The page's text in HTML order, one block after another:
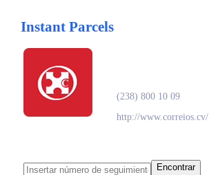
Instant Parcels
(238) 800 10 09
http://www.correios.cv/
Encontrar